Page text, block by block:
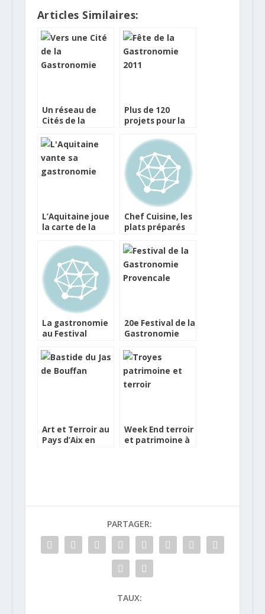
Articles Similaires:
Un réseau de
Cités de la
Plus de 120
projets pour la
Gastronomie
L’Aquitaine joue
la carte de la
pour sa
campagne d’été
Chef Cuisine, les
plats préparés
dans la haute
gastronomie
La gastronomie
au Festival
la Musique
Mécanique des
Gets
20e Festival de la
Gastronomie
Châteauneuf-le-
Rouge
Art et Terroir au
Pays d’Aix en
Week End terroir
et patrimoine à
PARTAGER:
TAUX: